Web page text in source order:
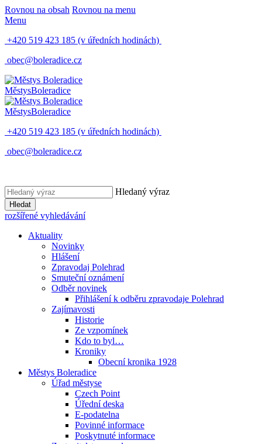
Rovnou na obsah Rovnou na menu
Menu
+420 519 423 185 (v úředních hodinách)
obec@boleradice.cz
MěstysBoleradice
MěstysBoleradice
+420 519 423 185 (v úředních hodinách)
obec@boleradice.cz
Hledaný výraz
Hledat
rozšířené vyhledávání
Aktuality
Novinky
Hlášení
Zpravodaj Polehrad
Smuteční oznámení
Odběr novinek
Přihlášení k odběru zpravodaje Polehrad
Zajímavosti
Historie
Ze vzpomínek
Kdo to byl…
Kroniky
Obecní kronika 1928
Městys Boleradice
Úřad městyse
Czech Point
Úřední deska
E-podatelna
Povinné informace
Poskytnuté informace